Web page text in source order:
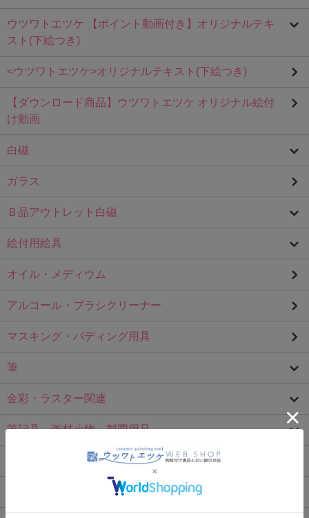
ウツワトエツケ 【ポイント動画付き】オリジナルテキ
スト(下絵つき)
<ウツワトエツケ>オリジナルテキスト(下絵つき)
【ダウンロード商品】ウツワトエツケ オリジナル絵付
け動画
白磁
ガラス
Ｂ品アウトレット白磁
絵付用絵具
オイル・メディウム
アルコール・ブラシクリーナー
マスキング・パディング用具
筆
金彩・ラスター関連
筆記具・画材小物・製図用品
クリアビーズ・カラービーズ